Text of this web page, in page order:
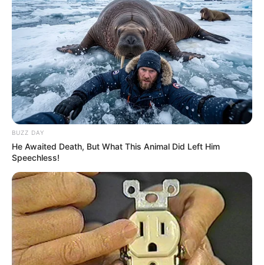
BUZZ DAY
He Awaited Death, But What This Animal Did Left Him
Speechless!